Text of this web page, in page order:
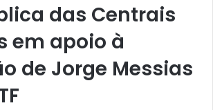
das Centrais
em apoio à
de Jorge Messias